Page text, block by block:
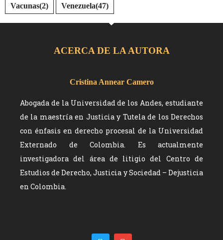
Vacunas(2) Venezuela(47)
ACERCA DE LA AUTORA
Cristina Annear Camero
Abogada de la Universidad de los Andes, estudiante
de la maestría en Justicia y Tutela de los Derechos
con énfasis en derecho procesal de la Universidad
Externado de Colombia. Es actualmente
investigadora del área de litigio del Centro de
Estudios de Derecho, Justicia y Sociedad – Dejusticia
en Colombia.